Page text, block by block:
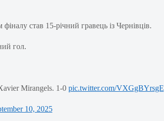
став 15-річний гравець із Чернівців.
гол.
Mirangels. 1-0 pic.twitter.com/VXGgBYrsgE
10, 2025